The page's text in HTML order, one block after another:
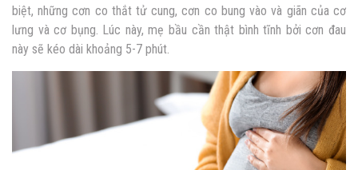
biệt, những cơn co thắt tử cung, cơn co bung vào và giãn của cơ
lưng và cơ bụng. Lúc này, mẹ bầu cần thật bình tĩnh bởi cơn đau
này sẽ kéo dài khoảng 5-7 phút.